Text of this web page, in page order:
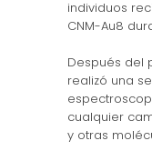
individuos
CNM-Au8
Después del
realizó una
cualquier
y otras